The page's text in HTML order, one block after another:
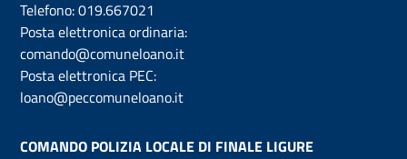
Telefono:019.667021
Posta elettronica ordinaria:
comando@comuneloano.it
Posta elettronica PEC:
loano@peccomuneloano.it
COMANDO POLIZIA LOCALE DI FINALE LIGURE